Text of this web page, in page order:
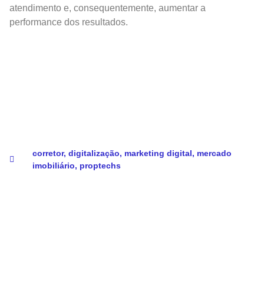
atendimento e, consequentemente, aumentar a
performance dos resultados.
corretor, digitalização, marketing digital, mercado
imobiliário, proptechs